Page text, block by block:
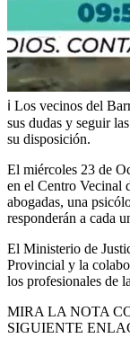
ℹ️ Los vecinos del
sus dudas y seguir
su disposición.
El miércoles 23 de
en el Centro Vecinal
abogadas, una
responderán a cada
El Ministerio de
Provincial y la
los profesionales de
MIRA LA NOTA
SIGUIENTE